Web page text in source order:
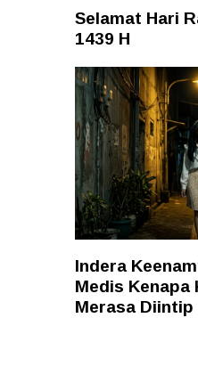
Selamat Hari
1439 H
Indera
Medis Kenapa
Merasa